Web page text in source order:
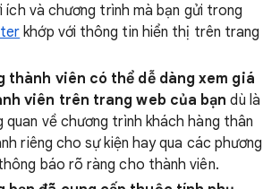
ích và chương trình mà bạn gửi trong
khớp với thông tin hiển thị trên trang
thành viên có thể dễ dàng xem giá
viên trên trang web của bạn dù là
quan về chương trình khách hàng thân
riêng cho sự kiện hay qua các phương
báo rõ ràng cho thành viên.